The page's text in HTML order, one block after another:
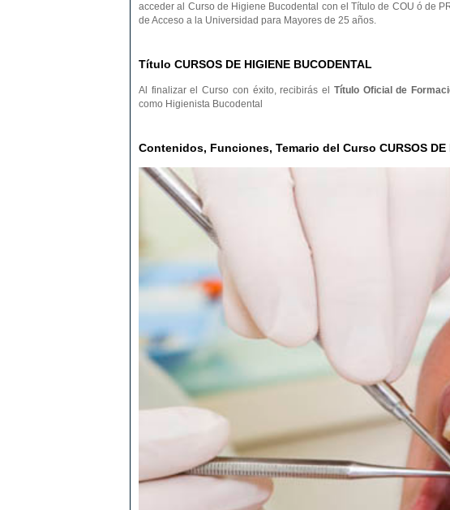
acceder al Curso de Higiene Bucodental con el Título de COU ó de
de Acceso a la Universidad para Mayores de 25 años.
Título CURSOS DE HIGIENE BUCODENTAL
Al finalizar el Curso con éxito, recibirás el Título Oficial de
como Higienista Bucodental
Contenidos, Funciones, Temario del Curso CURSOS DE